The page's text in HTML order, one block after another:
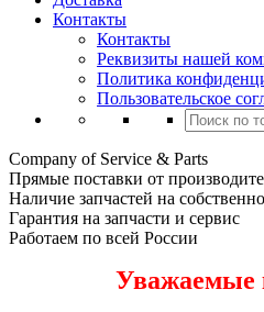
Контакты
Контакты
Реквизиты нашей
Политика
Пользовательское
Искать:
Company of Service & Parts
Прямые поставки от
Наличие запчастей на
Гарантия на запчасти и сервис
Работаем по всей России
Уважаемые